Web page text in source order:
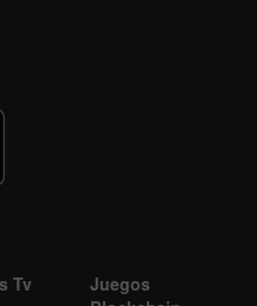
Tv
Juegos